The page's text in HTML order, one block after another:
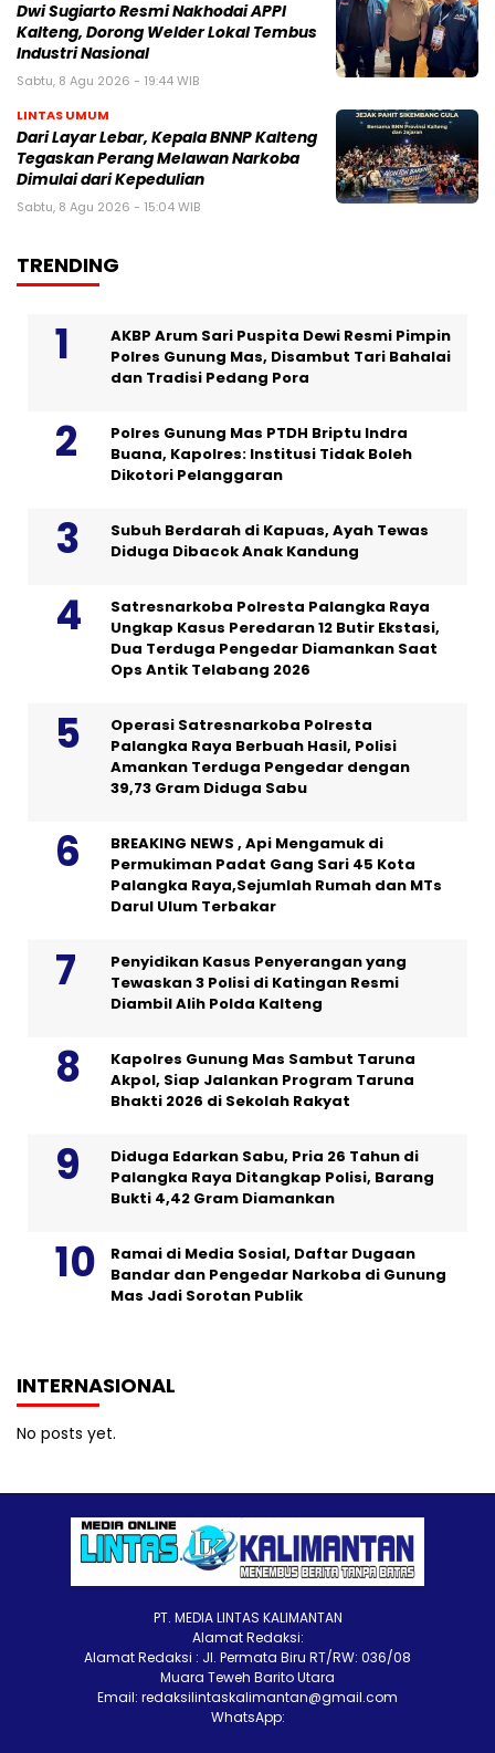
Dwi Sugiarto Resmi Nakhodai APPI
Kalteng, Dorong Welder Lokal Tembus
Industri Nasional
Sabtu, 8 Agu 2026 - 19:44 WIB
LINTAS UMUM
Dari Layar Lebar, Kepala BNNP Kalteng
Tegaskan Perang Melawan Narkoba
Dimulai dari Kepedulian
Sabtu, 8 Agu 2026 - 15:04 WIB
TRENDING
AKBP Arum Sari Puspita Dewi Resmi Pimpin
Polres Gunung Mas, Disambut Tari Bahalai
dan Tradisi Pedang Pora
Polres Gunung Mas PTDH Briptu Indra
Buana, Kapolres: Institusi Tidak Boleh
Dikotori Pelanggaran
Subuh Berdarah di Kapuas, Ayah Tewas
Diduga Dibacok Anak Kandung
Satresnarkoba Polresta Palangka Raya
Ungkap Kasus Peredaran 12 Butir Ekstasi,
Dua Terduga Pengedar Diamankan Saat
Ops Antik Telabang 2026
Operasi Satresnarkoba Polresta
Palangka Raya Berbuah Hasil, Polisi
Amankan Terduga Pengedar dengan
39,73 Gram Diduga Sabu
BREAKING NEWS , Api Mengamuk di
Permukiman Padat Gang Sari 45 Kota
Palangka Raya,Sejumlah Rumah dan MTs
Darul Ulum Terbakar
Penyidikan Kasus Penyerangan yang
Tewaskan 3 Polisi di Katingan Resmi
Diambil Alih Polda Kalteng
Kapolres Gunung Mas Sambut Taruna
Akpol, Siap Jalankan Program Taruna
Bhakti 2026 di Sekolah Rakyat
Diduga Edarkan Sabu, Pria 26 Tahun di
Palangka Raya Ditangkap Polisi, Barang
Bukti 4,42 Gram Diamankan
Ramai di Media Sosial, Daftar Dugaan
Bandar dan Pengedar Narkoba di Gunung
Mas Jadi Sorotan Publik
INTERNASIONAL
No posts yet.
PT. MEDIA LINTAS KALIMANTAN
Alamat Redaksi:
Alamat Redaksi : Jl. Permata Biru RT/RW: 036/08
Muara Teweh Barito Utara
Email: redaksilintaskalimantan@gmail.com
WhatsApp: